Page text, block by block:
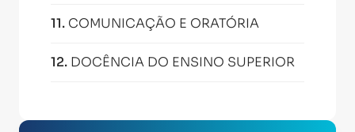
11. COMUNICAÇÃO E ORATÓRIA
12. DOCÊNCIA DO ENSINO SUPERIOR